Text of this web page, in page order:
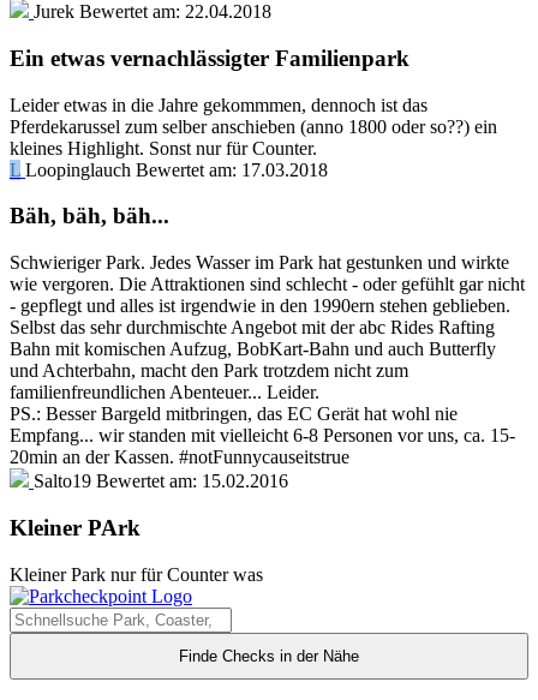
Jurek Bewertet am: 22.04.2018
Ein etwas vernachlässigter Familienpark
Leider etwas in die Jahre gekommmen, dennoch ist das
Pferdekarussel zum selber anschieben (anno 1800 oder so??) ein
kleines Highlight. Sonst nur für Counter.
L Loopinglauch Bewertet am: 17.03.2018
Bäh, bäh, bäh...
Schwieriger Park. Jedes Wasser im Park hat gestunken und wirkte
wie vergoren. Die Attraktionen sind schlecht - oder gefühlt gar nicht
- gepflegt und alles ist irgendwie in den 1990ern stehen geblieben.
Selbst das sehr durchmischte Angebot mit der abc Rides Rafting
Bahn mit komischen Aufzug, BobKart-Bahn und auch Butterfly
und Achterbahn, macht den Park trotzdem nicht zum
familienfreundlichen Abenteuer... Leider.
PS.: Besser Bargeld mitbringen, das EC Gerät hat wohl nie
Empfang... wir standen mit vielleicht 6-8 Personen vor uns, ca. 15-
20min an der Kassen. #notFunnycauseitstrue
Salto19 Bewertet am: 15.02.2016
Kleiner PArk
Kleiner Park nur für Counter was
Finde Checks in der Nähe